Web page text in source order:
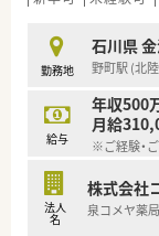
医師の開業
えている調
そのため、
させること
また、患者
などを通し
20歳代・30
し会社を引
勤務地
石川県
野町駅 (北
給与
年収500
月給
※ご経験・
法人
名
株式会社
泉コメヤ薬局